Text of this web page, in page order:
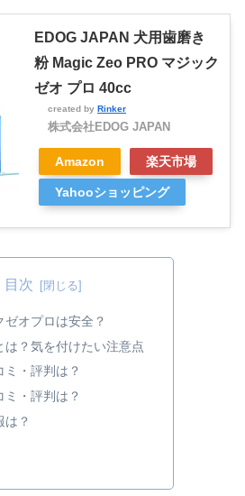
EDOG JAPAN 犬用歯磨き
粉 Magic Zeo PRO マジック
ゼオ プロ 40cc
created by Rinker
株式会社EDOG JAPAN
Amazon 楽天市場
Yahooショッピング
目次
ゼオプロは安全？
は？気を付けたい注意点
ミ・評判は？
ミ・評判は？
は？